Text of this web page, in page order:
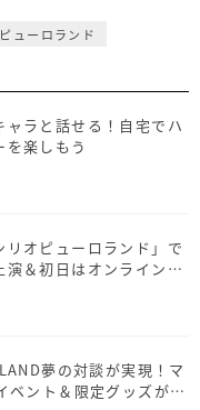
ューロランド
ャラと話せる！自宅でハ
を楽しもう
リオピューロランド」で
＆初日はオンライン上
夢の対談が実現！マ
ベント＆限定グッズが盛